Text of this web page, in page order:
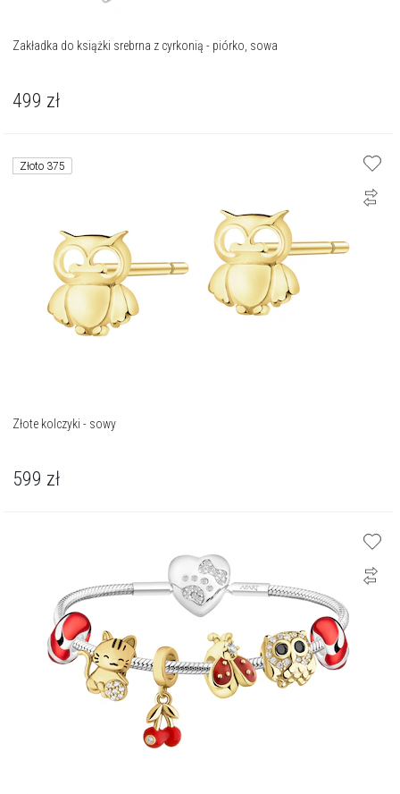
Zakładka do książki srebrna z cyrkonią - piórko, sowa
499 zł
Złoto 375
Złote kolczyki - sowy
599 zł